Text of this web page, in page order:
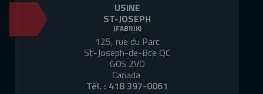
USINE
ST-JOSEPH
(FABRIK)
125, rue du Parc
St-Joseph-de-Bce QC
G0S 2V0
Canada
Tél. : 418 397-0061